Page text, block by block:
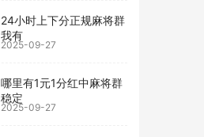
24小时上下分正规麻将群
我有
2025-09-27
哪里有1元1分红中麻将群
稳定
2025-09-27